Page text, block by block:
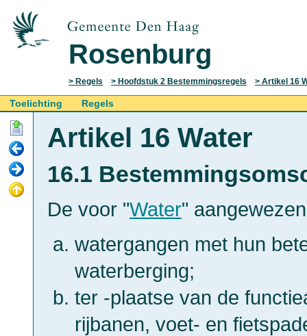
Rosenburg
Regels Hoofdstuk 2 Bestemmingsregels Artikel 16
Toelichting Regels
Artikel 16 Water
16.1
De voor "Water"
watergangen met hun
waterberging;
ter -plaatse van de
rijbanen, voet- en